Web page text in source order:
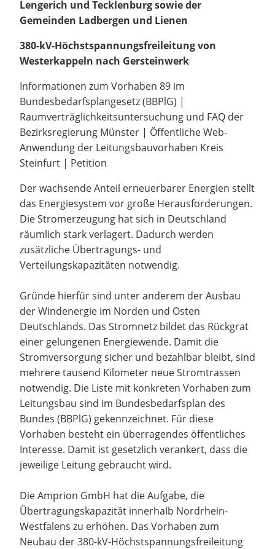
Lengerich und Tecklenburg sowie der
Gemeinden Ladbergen und Lienen
380-kV-Höchstspannungsfreileitung von
Westerkappeln nach Gersteinwerk
Informationen zum Vorhaben 89 im
Bundesbedarfsplangesetz (BBPlG) |
Raumverträglichkeitsuntersuchung und FAQ der
Bezirksregierung Münster | Öffentliche Web-
Anwendung der Leitungsbauvorhaben Kreis
Steinfurt | Petition
Der wachsende Anteil erneuerbarer Energien stellt
das Energiesystem vor große Herausforderungen.
Die Stromerzeugung hat sich in Deutschland
räumlich stark verlagert. Dadurch werden
zusätzliche Übertragungs- und
Verteilungskapazitäten notwendig.
Gründe hierfür sind unter anderem der Ausbau
der Windenergie im Norden und Osten
Deutschlands. Das Stromnetz bildet das Rückgrat
einer gelungenen Energiewende. Damit die
Stromversorgung sicher und bezahlbar bleibt, sind
mehrere tausend Kilometer neue Stromtrassen
notwendig. Die Liste mit konkreten Vorhaben zum
Leitungsbau sind im Bundesbedarfsplan des
Bundes (BBPlG) gekennzeichnet. Für diese
Vorhaben besteht ein überragendes öffentliches
Interesse. Damit ist gesetzlich verankert, dass die
jeweilige Leitung gebraucht wird.
Die Amprion GmbH hat die Aufgabe, die
Übertragungskapazität innerhalb Nordrhein-
Westfalens zu erhöhen. Das Vorhaben zum
Neubau der 380-kV-Höchstspannungsfreileitung